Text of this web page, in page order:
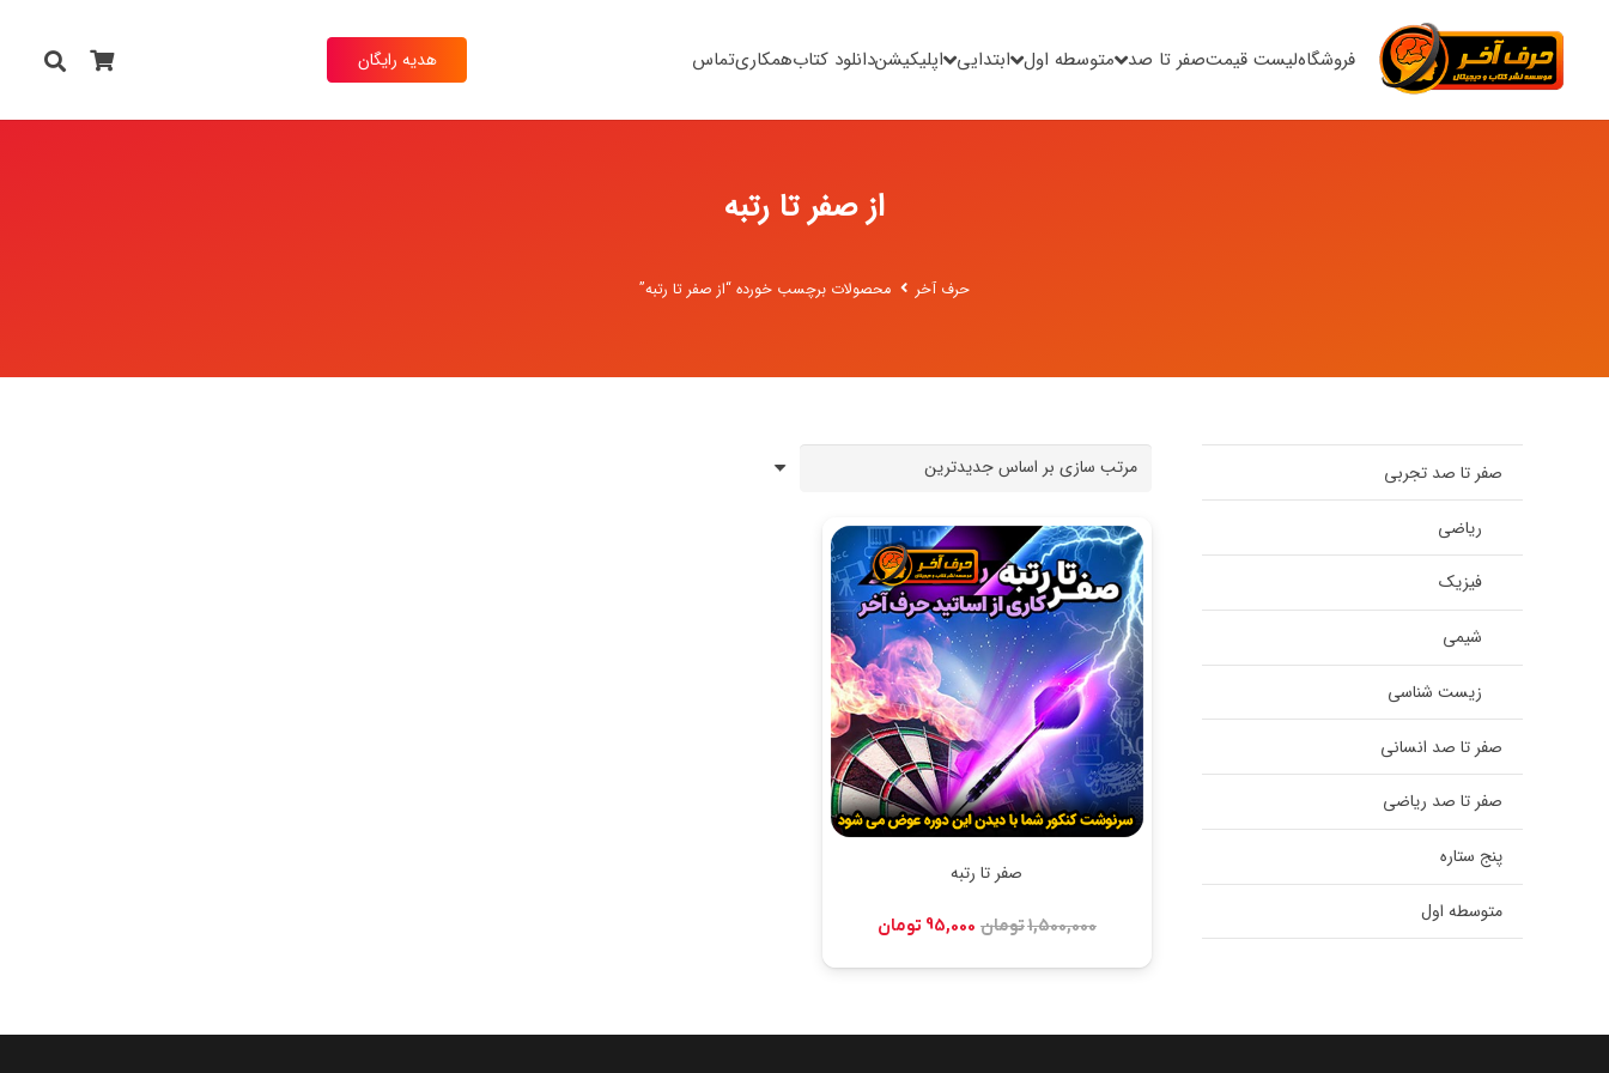
فروشگاهلیست قیمتصفر تا صد متوسطه اول ابتدایی اپلیکیشندانلود کتابهمکاریتماس هدیه رایگان
از صفر تا رتبه
حرف آخر محصولات برچسب خورده “از صفر تا رتبه”
صفر تا صد تجربی
ریاضی
فیزیک
شیمی
زیست شناسی
صفر تا صد انسانی
صفر تا صد ریاضی
پنج ستاره
متوسطه اول
صفر تا رتبه
1,500,000تومان
قیمت
95,000 تومان